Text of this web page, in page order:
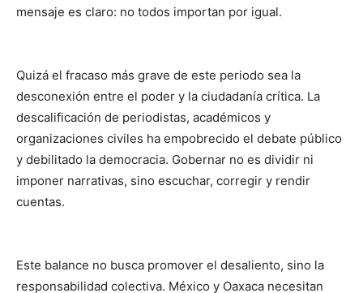
mensaje es claro: no todos importan por igual.
Quizá el fracaso más grave de este periodo sea la
desconexión entre el poder y la ciudadanía crítica. La
descalificación de periodistas, académicos y
organizaciones civiles ha empobrecido el debate público
y debilitado la democracia. Gobernar no es dividir ni
imponer narrativas, sino escuchar, corregir y rendir
cuentas.
Este balance no busca promover el desaliento, sino la
responsabilidad colectiva. México y Oaxaca necesitan